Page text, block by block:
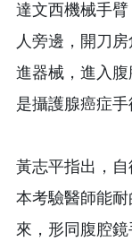
達文西機械手
人旁邊，開刀
進器械，進入
是攝護腺癌症手
黃志平指出，
本考驗醫師能
來，形同腹腔